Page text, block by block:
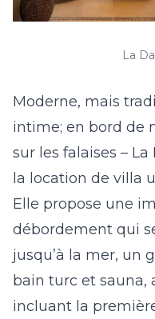
La
Moderne, mais
intime; en bord de
sur les falaises –
la location de villa
Elle propose une
débordement qui
jusqu’à la mer, un
bain turc et sauna,
incluant la